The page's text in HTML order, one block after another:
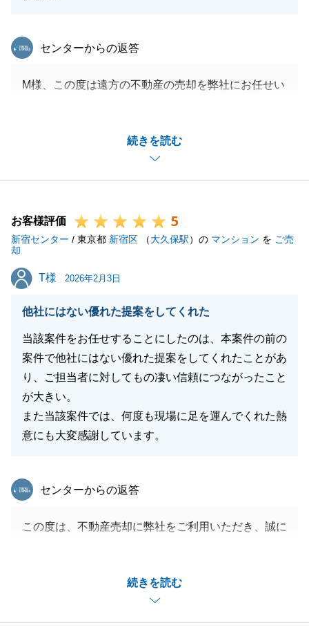
続きを読む
東急リバブル
センターからの返答
M様、この度は遠方の不動産の売却を弊社にお任せい
また、私からの連絡等がこまめにあった点を評価いた
だきまして重ねて御礼申し上げます。
お客様評価 5
新宿センター / 東京都 新宿区 （大久保駅）の マンション を ご売
却
T様
T様 2026年2月3日
他社にはない優れた提案をしてくれた
当該案件をお任せすることにしたのは、本案件の前の
案件で他社にはない優れた提案をしてくれたことがあ
り、ご担当者に対してもの凄い信頼につながったこと
が大きい。
また当該案件では、何度も現場に足を運んでくれた熱
意にも大変感謝しています。
続きを読む
東急リバブル
センターからの返答
この度は、不動産売却に弊社をご利用いただき、誠に
ができ、本当に良かったです。
改めて、御礼申し上げます。
また何かあれば、いつでもご相談くださいませ。